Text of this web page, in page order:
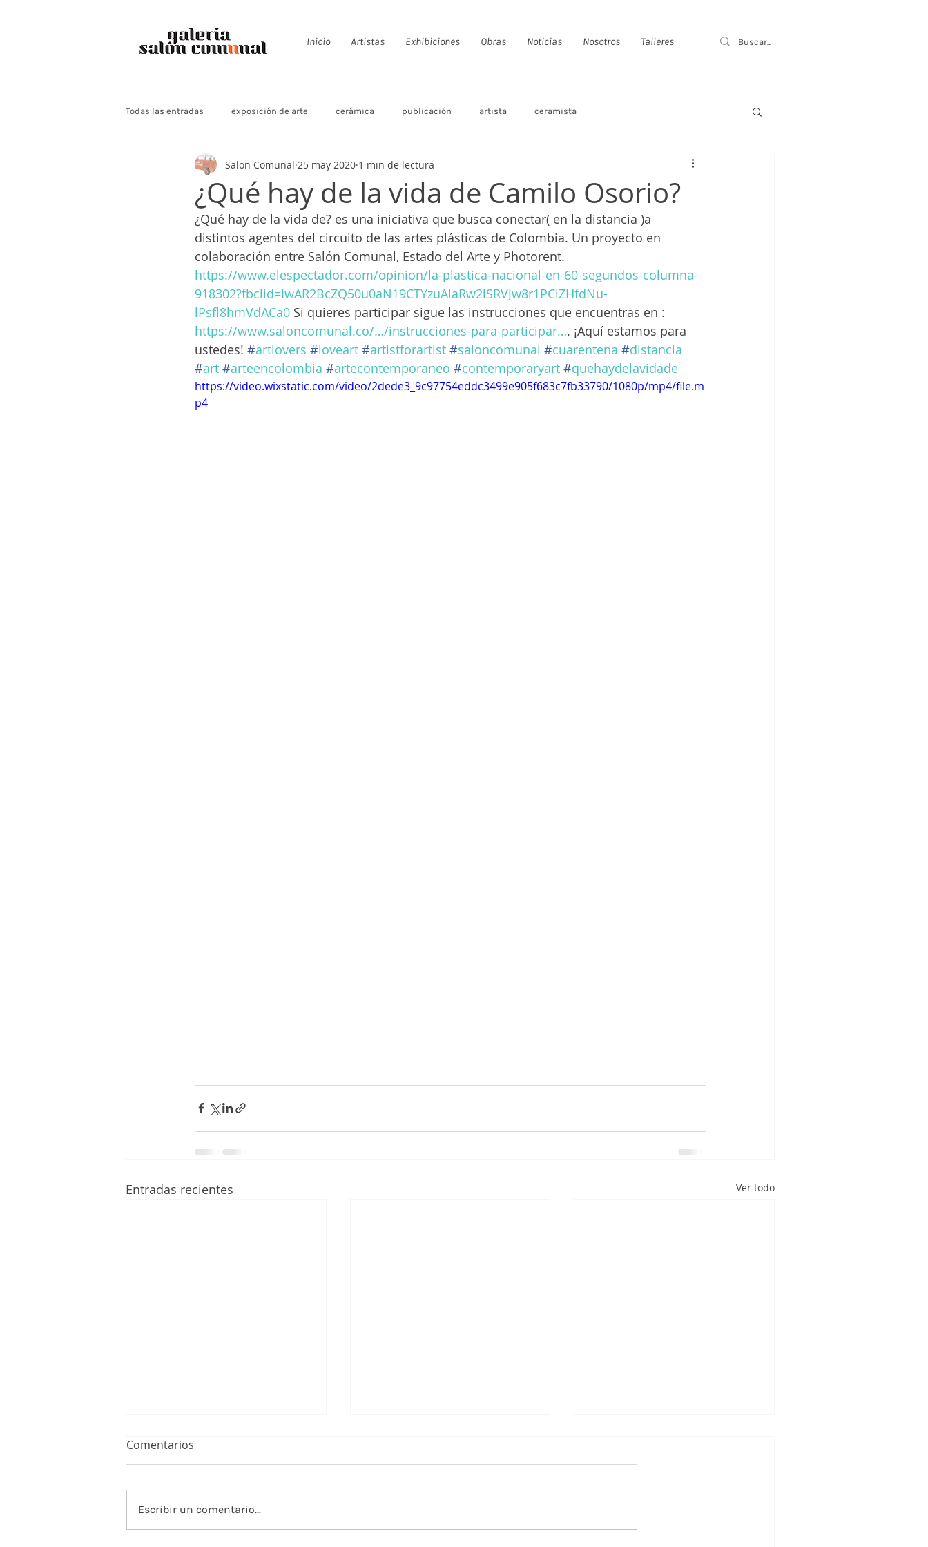
Inicio Artistas Exhibiciones Obras Noticias Nosotros Talleres
Todas las entradas exposición de arte cerámica publicación artista ceramista
¿Qué hay de la vida de Camilo Osorio?
Salon Comunal 25 may 2020 1 min de lectura
¿Qué hay de la vida de? es una iniciativa que busca conectar( en la distancia )a
distintos agentes del circuito de las artes plásticas de Colombia. Un proyecto en
colaboración entre Salón Comunal, Estado del Arte y Photorent.
https://www.elespectador.com/opinion/la-plastica-nacional-en-60-segundos-columna-
918302?fbclid=IwAR2BcZQ50u0aN19CTYzuAlaRw2lSRVJw8r1PCiZHfdNu-
lPsfl8hmVdACa0 Si quieres participar sigue las instrucciones que encuentras en :
https://www.saloncomunal.co/…/instrucciones-para-participar…. ¡Aquí estamos para
ustedes! #artlovers #loveart #artistforartist #saloncomunal #cuarentena #distancia
#art #arteencolombia #artecontemporaneo #contemporaryart #quehaydelavidade
https://video.wixstatic.com/video/2dede3_9c97754eddc3499e905f683c7fb33790/1080p/mp4/file.m
p4
Entradas recientes Ver todo
Comentarios
Escribir un comentario...